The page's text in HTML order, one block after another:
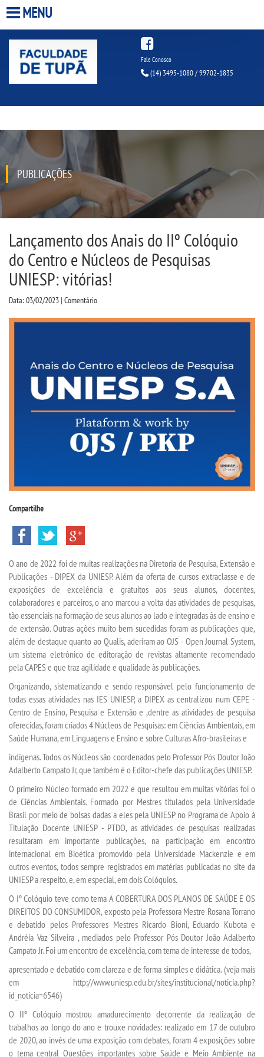
QUEM SOMOS
INFRAESTRUTURA
BIBLIOTECA
CPA
CPSA
PROUNI
BACHARELADOS
LICENCIATURAS
TECNOLÓGICOS
TRANSFERÊNCIA
SEGUNDA GRADUAÇÃO
MATRÍCULA
EDITAL
PUBLICAÇÕES
DESTAQUES
UNIESP NEWS
BLOG CONEXÃO UNIESP
LOGIN
WEBMAIL
PORTAL DE ALUNOS
UNIESP
IMPRENSA
TRABALHE CONOSCO
OUVIDORIA
MENU
Fale Conosco
(14) 3495-1080 / 99702-1835
PUBLICAÇÕES
Lançamento dos Anais do IIº Colóquio
do Centro e Núcleos de Pesquisas
UNIESP: vitórias!
Data: 03/02/2023 | Comentário
Compartilhe
O ano de 2022 foi de muitas realizações na Diretoria de Pesquisa, Extensão e
Publicações - DIPEX da UNIESP. Além da oferta de cursos extraclasse e de
exposições de excelência e gratuitos aos seus alunos, docentes,
colaboradores e parceiros, o ano marcou a volta das atividades de pesquisas,
tão essenciais na formação de seus alunos ao lado e integradas às de ensino e
de extensão. Outras ações muito bem sucedidas foram as publicações que,
além de destaque quanto ao Qualis, aderiram ao OJS - Open Journal System,
um sistema eletrônico de editoração de revistas altamente recomendado
pela CAPES e que traz agilidade e qualidade às publicações.
Organizando, sistematizando e sendo responsável pelo funcionamento de
todas essas atividades nas IES UNIESP, a DIPEX as centralizou num CEPE -
Centro de Ensino, Pesquisa e Extensão e ,dentre as atividades de pesquisa
oferecidas, foram criados 4 Núcleos de Pesquisas: em Ciências Ambientais, em
Saúde Humana, em Linguagens e Ensino e sobre Culturas Afro-brasileiras e
indígenas. Todos os Núcleos são coordenados pelo Professor Pós Doutor João
Adalberto Campato Jr, que também é o Editor-chefe das publicações UNIESP.
O primeiro Núcleo formado em 2022 e que resultou em muitas vitórias foi o
de Ciências Ambientais. Formado por Mestres titulados pela Universidade
Brasil por meio de bolsas dadas a eles pela UNIESP no Programa de Apoio à
Titulação Docente UNIESP - PTDO, as atividades de pesquisas realizadas
resultaram em importante publicações, na participação em encontro
internacional em Bioética promovido pela Universidade Mackenzie e em
outros eventos, todos sempre registrados em matérias publicadas no site da
UNIESP a respeito, e, em especial, em dois Colóquios.
O Iº Colóquio teve como tema A COBERTURA DOS PLANOS DE SAÚDE E OS
DIREITOS DO CONSUMIDOR, exposto pela Professora Mestre Rosana Torrano
e debatido pelos Professores Mestres Ricardo Bioni, Eduardo Kubota e
Andréia Vaz Silveira , mediados pelo Professor Pós Doutor João Adalberto
Campato Jr. Foi um encontro de excelência, com tema de interesse de todos,
apresentado e debatido com clareza e de forma simples e didática. (veja mais
em http://www.uniesp.edu.br/sites/institucional/noticia.php?
id_noticia=6546)
O IIº Colóquio mostrou amadurecimento decorrente da realização de
trabalhos ao longo do ano e trouxe novidades: realizado em 17 de outubro
de 2020, ao invés de uma exposição com debates, foram 4 exposições sobre
o tema central Questões importantes sobre Saúde e Meio Ambiente na